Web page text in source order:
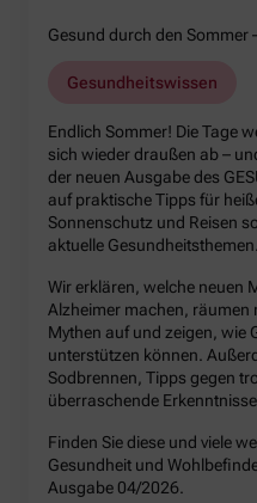
Gesund durch den Sommer
Gesundheitswissen
Endlich Sommer! Die Tage
sich wieder draußen ab –
der neuen Ausgabe des
auf praktische Tipps für
Sonnenschutz und Reisen
aktuelle Gesundheitsthemen.
Wir erklären, welche neuen
Alzheimer machen, räumen
Mythen auf und zeigen, wie
unterstützen können.
Sodbrennen, Tipps gegen
überraschende
Finden Sie diese und viele
Gesundheit und
Ausgabe 04/2026.